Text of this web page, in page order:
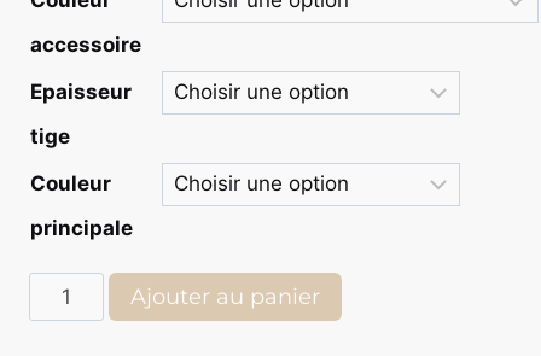
à
accessoire
Epaisseur
tige
Couleur
principale
quantité
de
Ajouter au panier